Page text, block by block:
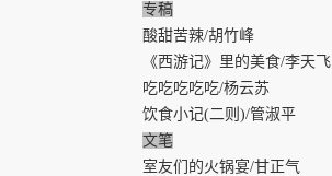
专稿
酸甜苦辣/胡竹峰
《西游记》里的美食/李天飞
吃吃吃吃吃/杨云苏
饮食小记(二则)/管淑平
文笔
室友们的火锅宴/甘正气